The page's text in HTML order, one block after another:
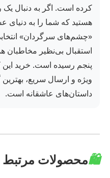
کرده است. اگر به دنبال
هستید که شما را به
«چشم‌های سرگردان»
استقبال بی‌نظیر مخاطبان
پنجم رسیده است. خرید این
ویژه و ارسال سریع، بهترین
داستان‌های عاشقانه است.
🛍️محصولات مرتبط